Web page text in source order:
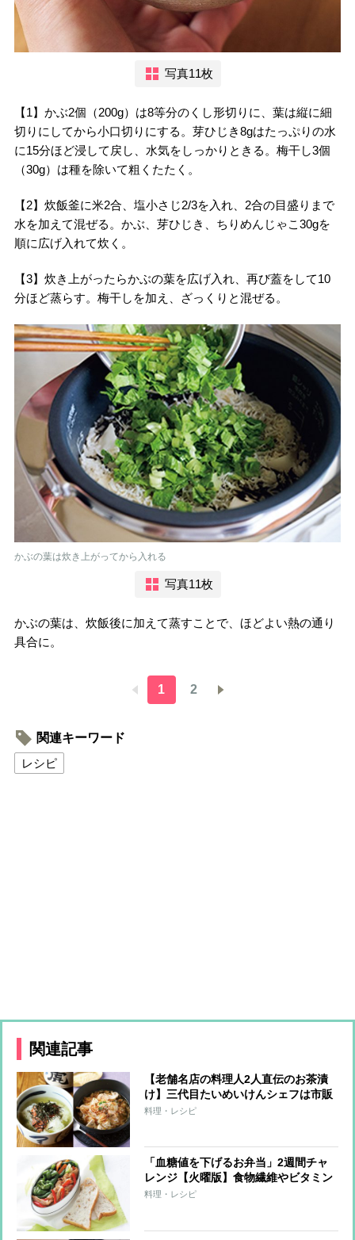
写真11枚
【1】かぶ2個（200g）は8等分のくし形切りに、葉は縦に細
切りにしてから小口切りにする。芽ひじき8gはたっぷりの水
に15分ほど浸して戻し、水気をしっかりときる。梅干し3個
（30g）は種を除いて粗くたたく。
【2】炊飯釜に米2合、塩小さじ2/3を入れ、2合の目盛りまで
水を加えて混ぜる。かぶ、芽ひじき、ちりめんじゃこ30gを
順に広げ入れて炊く。
【3】炊き上がったらかぶの葉を広げ入れ、再び蓋をして10
分ほど蒸らす。梅干しを加え、ざっくりと混ぜる。
かぶの葉は炊き上がってから入れる
写真11枚
かぶの葉は、炊飯後に加えて蒸すことで、ほどよい熱の通り
具合に。
1 2
関連キーワード
レシピ
関連記事
【老舗名店の料理人2人直伝のお茶漬
け】三代目たいめいけんシェフは市販
の「オニオンスープ」で作る洋風茶漬
料理・レシピ
「血糖値を下げるお弁当」2週間チャ
レンジ【火曜版】食物繊維やビタミン
で血糖値上昇を抑制！“するりとやせ
料理・レシピ